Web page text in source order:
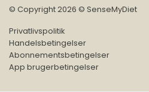
© Copyright 2026 © SenseMyDiet
Privatlivspolitik
Handelsbetingelser
Abonnementsbetingelser
App brugerbetingelser